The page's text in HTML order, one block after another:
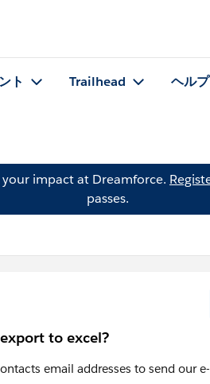
ト Trailhead ヘルプ
impact at Dreamforce.
passes.
to excel?
email addresses to send our e-